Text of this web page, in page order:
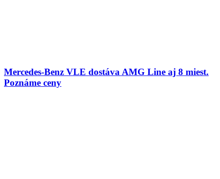
Mercedes-Benz VLE dostáva AMG Line aj 8 miest.
Poznáme ceny